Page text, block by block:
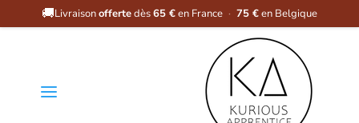
🚚Livraisonoffertedès65 €en France · 75 €en Belgique
a